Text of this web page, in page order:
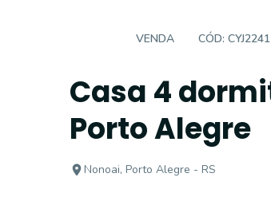
VENDA CÓD: CYJ2241
Casa 4
Porto Alegre
Nonoai, Porto Alegre - RS